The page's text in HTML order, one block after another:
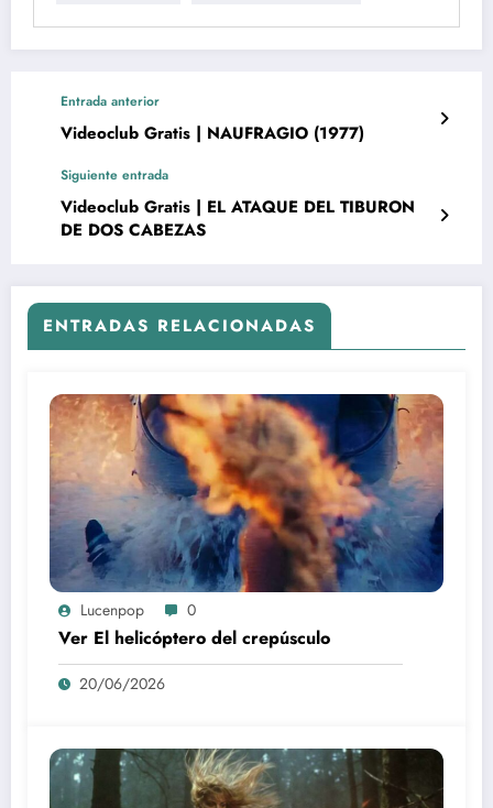
Entrada anterior
Videoclub Gratis | NAUFRAGIO (1977)
Siguiente entrada
Videoclub Gratis | EL ATAQUE DEL TIBURON
DE DOS CABEZAS
ENTRADAS RELACIONADAS
Lucenpop 0
Ver El helicóptero del crepúsculo
20/06/2026